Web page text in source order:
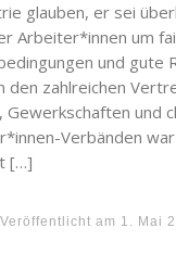
glauben, er sei
Arbeiter*innen um
und gute
den zahlreichen
Gewerkschaften und
Verbänden
[…]
Veröffentlicht am 1. Mai